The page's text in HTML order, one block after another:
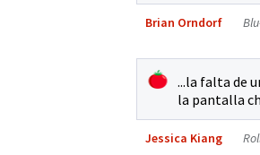
Brian Orndorf
...la falta de
la pantalla
Jessica Kiang